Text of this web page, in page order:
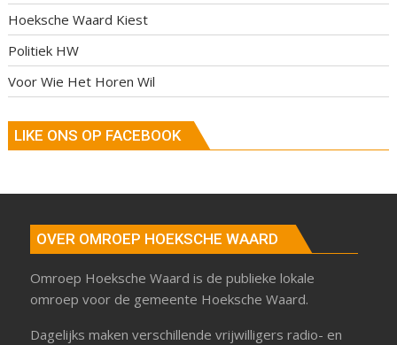
Hoeksche Waard Kiest
Politiek HW
Voor Wie Het Horen Wil
LIKE ONS OP FACEBOOK
OVER OMROEP HOEKSCHE WAARD
Omroep Hoeksche Waard is de publieke lokale
omroep voor de gemeente Hoeksche Waard.
Dagelijks maken verschillende vrijwilligers radio- en